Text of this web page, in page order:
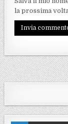
la prossima